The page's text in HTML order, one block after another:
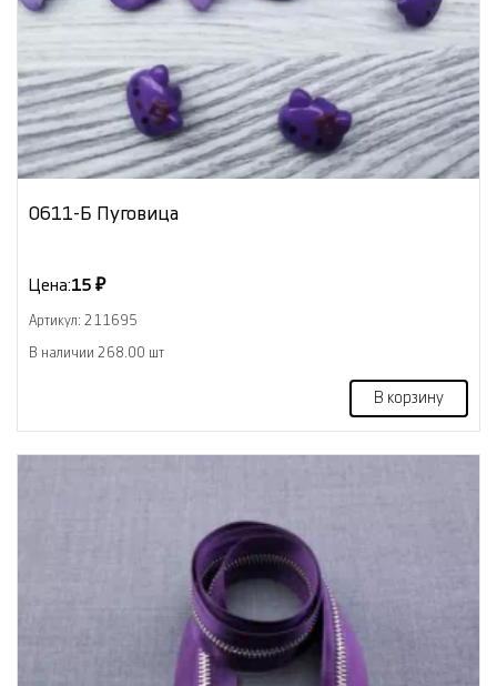
0611-Б Пуговица
Цена:15 ₽
Артикул: 211695
В наличии 268.00 шт
В корзину